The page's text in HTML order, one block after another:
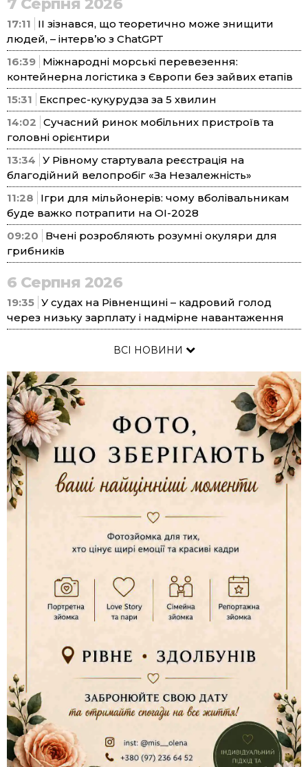
7 Серпня 2026
17:11
ІІ зізнався, що теоретично може знищити
людей, – інтерв’ю з ChatGPT
16:39 Міжнародні морські перевезення:
контейнерна логістика з Європи без зайвих етапів
15:31
Експрес-кукурудза за 5 хвилин
14:02 Сучасний ринок мобільних пристроїв та
головні орієнтири
13:34 У Рівному стартувала реєстрація на
благодійний велопробіг «За Незалежність»
11:28
Ігри для мільйонерів: чому вболівальникам
буде важко потрапити на ОІ-2028
09:20
Вчені розробляють розумні окуляри для
грибників
6 Серпня 2026
19:35 У судах на Рівненщині – кадровий голод
через низьку зарплату і надмірне навантаження
ВСІ НОВИНИ